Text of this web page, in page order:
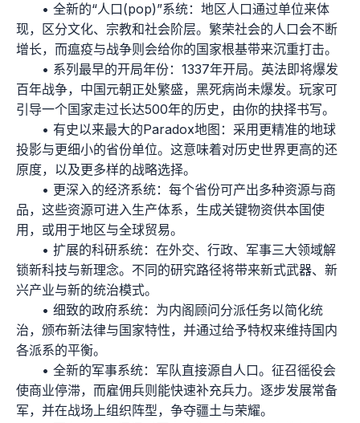
• 全新的“人口(pop)”系统：地区人口通过单位来体
现，区分文化、宗教和社会阶层。繁荣社会的人口会不断
增长，而瘟疫与战争则会给你的国家根基带来沉重打击。
• 系列最早的开局年份：1337年开局。英法即将爆发
百年战争，中国元朝正处繁盛，黑死病尚未爆发。玩家可
引导一个国家走过长达500年的历史，由你的抉择书写。
• 有史以来最大的Paradox地图：采用更精准的地球
投影与更细小的省份单位。这意味着对历史世界更高的还
原度，以及更多样的战略选择。
• 更深入的经济系统：每个省份可产出多种资源与商
品，这些资源可进入生产体系，生成关键物资供本国使
用，或用于地区与全球贸易。
• 扩展的科研系统：在外交、行政、军事三大领域解
锁新科技与新理念。不同的研究路径将带来新式武器、新
兴产业与新的统治模式。
• 细致的政府系统：为内阁顾问分派任务以简化统
治，颁布新法律与国家特性，并通过给予特权来维持国内
各派系的平衡。
• 全新的军事系统：军队直接源自人口。征召徭役会
使商业停滞，而雇佣兵则能快速补充兵力。逐步发展常备
军，并在战场上组织阵型，争夺疆土与荣耀。